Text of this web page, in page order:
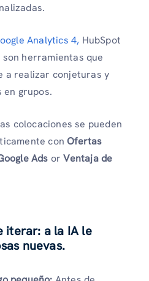
Analytics 4, HubSpot
son herramientas que
a realizar conjeturas y
grupos.
colocaciones se pueden
conOfertas
Ads orVentaja de
iterar: a la IA le
nuevas.